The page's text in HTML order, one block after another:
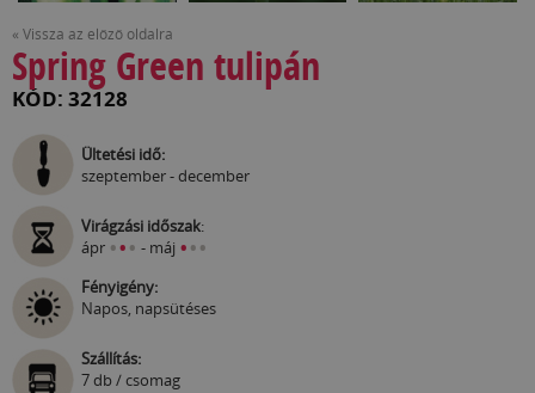
« Vissza az előző oldalra
Spring Green tulipán
KÓD: 32128
Ültetési idő:
szeptember - december
Virágzási időszak:
ápr ••• - máj •••
Fényigény:
Napos, napsütéses
Szállítás:
7 db / csomag